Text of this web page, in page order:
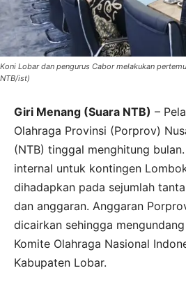
Koni Lobar dan pengurus Cabor melakukan
NTB/ist)
Giri Menang (Suara NTB) –
Olahraga Provinsi (Porprov)
(NTB) tinggal menghitung
internal untuk kontingen
dihadapkan pada sejumlah
dan anggaran. Anggaran
dicairkan sehingga
Komite Olahraga Nasional
Kabupaten Lobar.